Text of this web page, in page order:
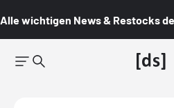
Alle wichtigen News & Restocks